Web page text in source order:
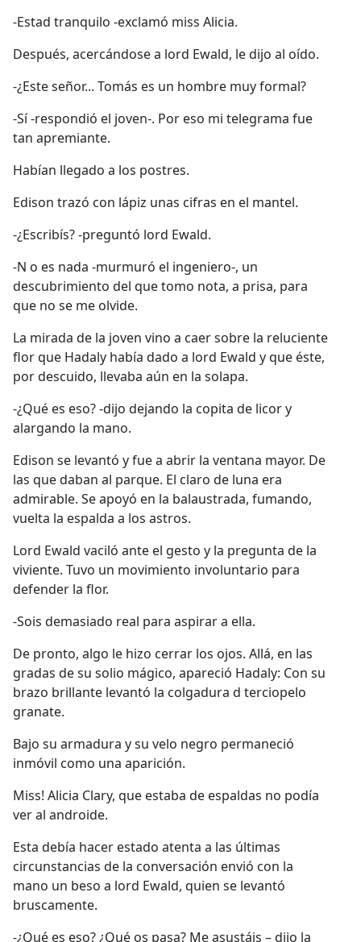
-Estad tranquilo -exclamó miss Alicia.
Después, acercándose a lord Ewald, le dijo al oído.
-¿Este señor... Tomás es un hombre muy formal?
-Sí -respondió el joven-. Por eso mi telegrama fue
tan apremiante.
Habían llegado a los postres.
Edison trazó con lápiz unas cifras en el mantel.
-¿Escribís? -preguntó lord Ewald.
-N o es nada -murmuró el ingeniero-, un
descubrimiento del que tomo nota, a prisa, para
que no se me olvide.
La mirada de la joven vino a caer sobre la reluciente
flor que Hadaly había dado a lord Ewald y que éste,
por descuido, llevaba aún en la solapa.
-¿Qué es eso? -dijo dejando la copita de licor y
alargando la mano.
Edison se levantó y fue a abrir la ventana mayor. De
las que daban al parque. El claro de luna era
admirable. Se apoyó en la balaustrada, fumando,
vuelta la espalda a los astros.
Lord Ewald vaciló ante el gesto y la pregunta de la
viviente. Tuvo un movimiento involuntario para
defender la flor.
-Sois demasiado real para aspirar a ella.
De pronto, algo le hizo cerrar los ojos. Allá, en las
gradas de su solio mágico, apareció Hadaly: Con su
brazo brillante levantó la colgadura d terciopelo
granate.
Bajo su armadura y su velo negro permaneció
inmóvil como una aparición.
Miss! Alicia Clary, que estaba de espaldas no podía
ver al androide.
Esta debía hacer estado atenta a las últimas
circunstancias de la conversación envió con la
mano un beso a lord Ewald, quien se levantó
bruscamente.
-¿Qué es eso? ¿Qué os pasa? Me asustáis – dijo la